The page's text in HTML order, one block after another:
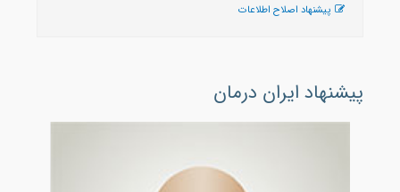
پیشنهاد اصلاح اطلاعات
پیشنهاد ایران درمان